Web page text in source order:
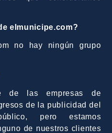
elmunicipe.com?
no hay ningún grupo
de las empresas de
de la publicidad del
pero estamos
de nuestros clientes